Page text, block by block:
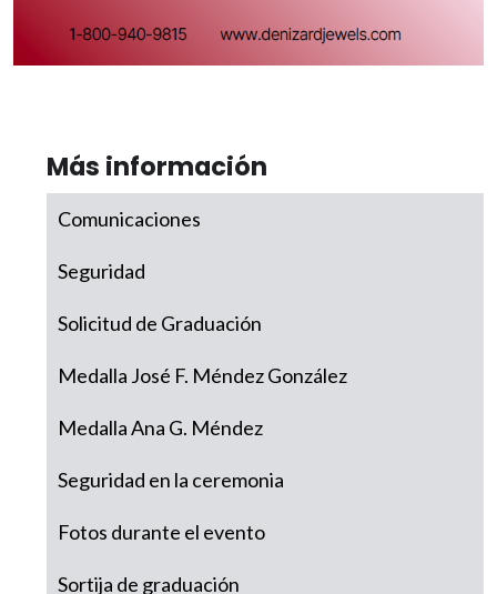
Más información
Comunicaciones
Seguridad
Solicitud de Graduación
Medalla José F. Méndez González
Medalla Ana G. Méndez
Seguridad en la ceremonia
Fotos durante el evento
Sortija de graduación